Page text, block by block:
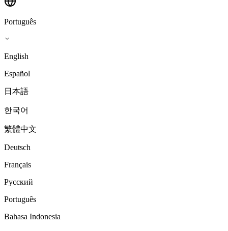
Português
English
Español
日本語
한국어
繁體中文
Deutsch
Français
Русский
Português
Bahasa Indonesia